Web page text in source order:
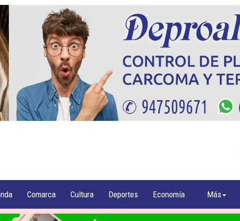
Comarca Cultura Deportes Economía Más